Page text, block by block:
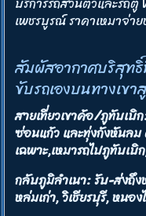
เพชรบูรณ์ ราคาเหมาจ่า
สัมผัสอากาศบริสุท
ขับรถเองบนทางเข
สายเที่ยวเขาค้อ/ภูทับเบิ
ซ่อนแก้ว และทุ่งกังหันลม
เฉพาะ,เหมารถไปภูทับเ
กลับภูมิลำเนา: รับ-ส่งถึ
หล่มเก่า, วิเชียรบุรี, หนอ